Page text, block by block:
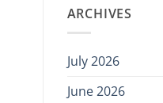
ARCHIVES
July 2026
June 2026